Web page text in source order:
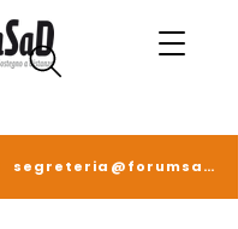
segreteria@forumsad.it